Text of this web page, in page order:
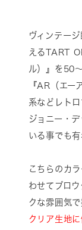
ヴィンテー
えるTART
ル）』を50
『AR（エー
系などレト
ジョニー・
いる事でも有
こちらのカ
わせてブロ
クな雰囲気
クリア生地